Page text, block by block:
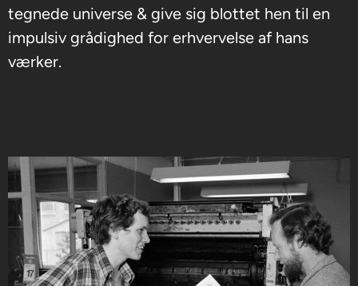
tegnede universe & give sig blottet hen til en
impulsiv grådighed for erhvervelse af hans
værker.